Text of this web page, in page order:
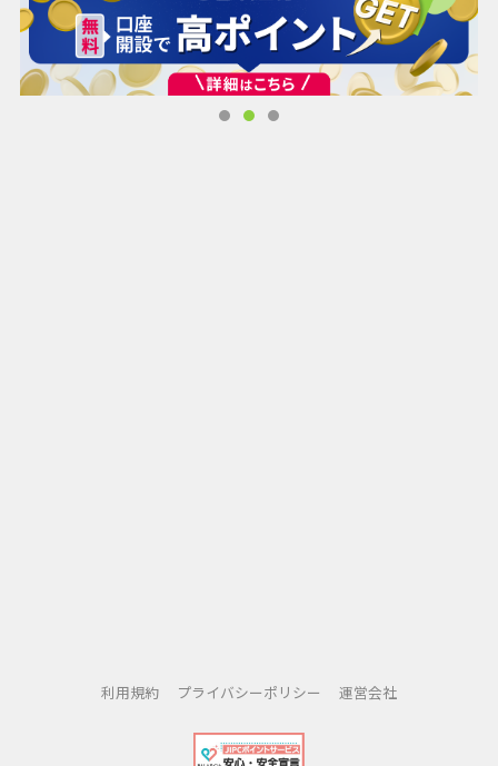
・完全無料のスロットプレー向けの最高のアプリの一つ、
POP! Slotsをダウンロードして、無料スロットマシーンでノ
ー・デポジットカジノにすぐにアクセスしよう。
POP! Slotsのスロット・マシーンの多くは、あなたにはすで
象にしたクエストや日替わりイベント
チップ・ボーナス、および特典獲得そしてジャックポット勝
利用規約 プライバシーポリシー 運営会社